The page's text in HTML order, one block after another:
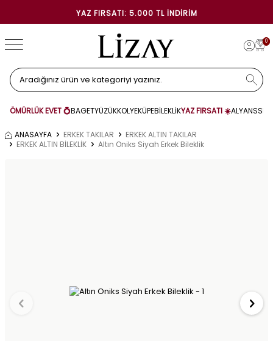
YAZ FIRSATI: 5.000 TL İNDIRIM
0
ÖMÜRLÜK EVET 💍BAGETYÜZÜKKOLYEKÜPEBİLEKLİKYAZ FIRSATI ☀️ALYANS
ANASAYFA ERKEK TAKILAR
ERKEK ALTIN TAKILAR
ERKEK ALTIN BİLEKLİK
Altın Oniks Siyah Erkek Bileklik